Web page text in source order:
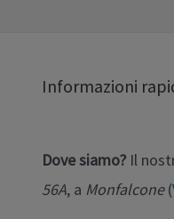
Informazioni
Dove siamo? Il
56A, a Monfalcone(